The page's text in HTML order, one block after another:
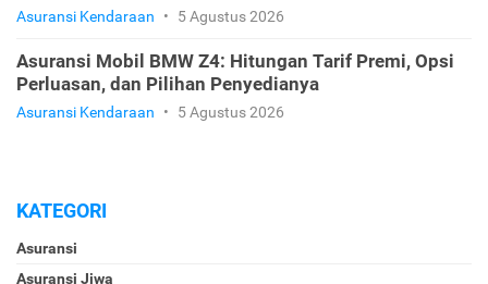
Asuransi Kendaraan • 5 Agustus 2026
Asuransi Mobil BMW Z4: Hitungan Tarif Premi, Opsi
Perluasan, dan Pilihan Penyedianya
Asuransi Kendaraan • 5 Agustus 2026
KATEGORI
Asuransi
Asuransi Jiwa